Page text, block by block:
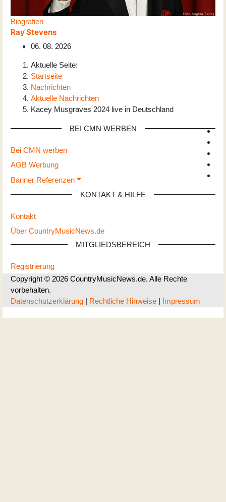
Biografien
Ray Stevens
06. 08. 2026
Aktuelle Seite:
Startseite
Nachrichten
Aktuelle Nachrichten
Kacey Musgraves 2024 live in Deutschland
BEI CMN WERBEN
Bei CMN werben
AGB Werbung
Banner Referenzen
KONTAKT & HILFE
Kontakt
Über CountryMusicNews.de
MITGLIEDSBEREICH
Registrierung
Copyright © 2026 CountryMusicNews.de. Alle Rechte
vorbehalten.
Datenschutzerklärung | Rechtliche Hinweise | Impressum